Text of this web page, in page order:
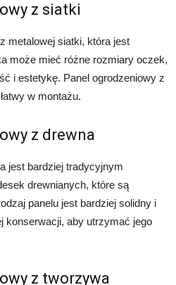
z siatki
metalowej siatki, która jest
może mieć różne rozmiary oczek,
i estetykę. Panel ogrodzeniowy z
w montażu.
z drewna
jest bardziej tradycyjnym
drewnianych, które są
panelu jest bardziej solidny i
konserwacji, aby utrzymać jego
z tworzywa